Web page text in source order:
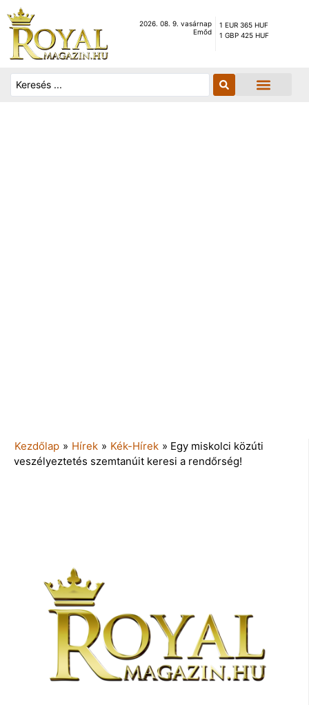
2026. 08. 9. vasárnap
Emőd
1 EUR 365 HUF
1 GBP 425 HUF
Kezdőlap » Hírek » Kék-Hírek » Egy miskolci közúti
veszélyeztetés szemtanúit keresi a rendőrség!